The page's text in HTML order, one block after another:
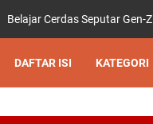
Belajar Cerdas Seputar Gen-Z
DAFTAR ISI KATEGORI